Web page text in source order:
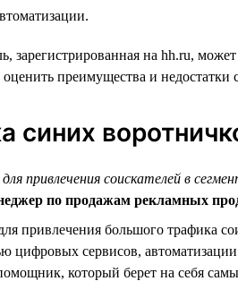
зарегистрированная на hh.ru,
преимущества и
синих
соискателей в
по продажам рекламных
привлечения большого трафика
сервисов,
который берет на себя